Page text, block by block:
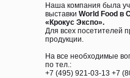
Наша компания была
выставки World Food в
«Крокус Экспо».
Для всех посетителей
продукции.
На все необходимые
по тел.:
+7 (495) 921-03-13 +7